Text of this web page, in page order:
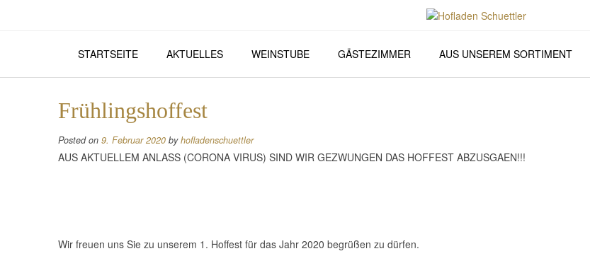
STARTSEITE
AKTUELLES WEINSTUBE GÄSTEZIMMER AUS UNSEREM SORTIMENT
Frühlingshoffest
Posted on 9. Februar 2020 byhofladenschuettler
AUS AKTUELLEM ANLASS (CORONA VIRUS) SIND WIR GEZWUNGEN DAS HOFFEST ABZUSGAEN!!!
Wir freuen uns Sie zu unserem 1. Hoffest für das Jahr 2020 begrüßen zu dürfen.